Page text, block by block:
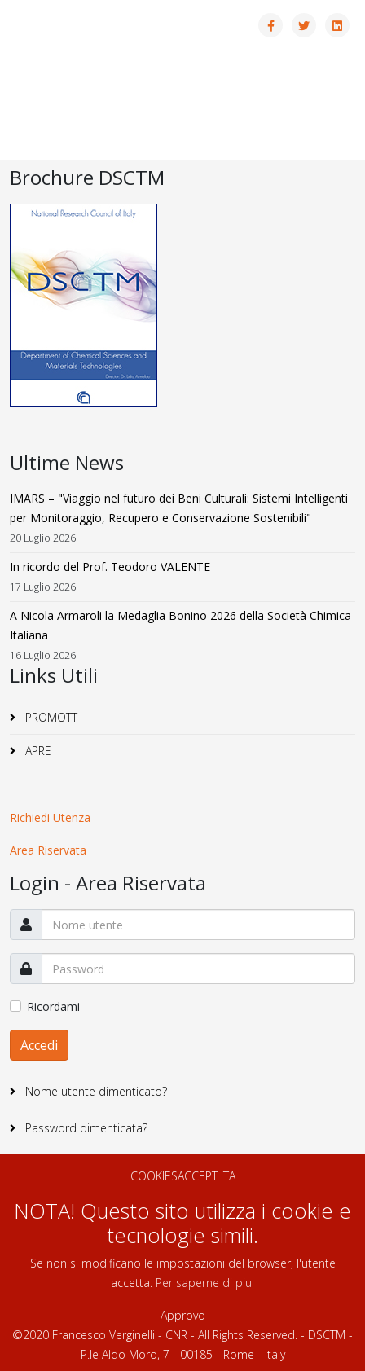
Brochure DSCTM
Ultime News
IMARS – "Viaggio nel futuro dei Beni Culturali: Sistemi Intelligenti
per Monitoraggio, Recupero e Conservazione Sostenibili"
20 Luglio 2026
In ricordo del Prof. Teodoro VALENTE
17 Luglio 2026
A Nicola Armaroli la Medaglia Bonino 2026 della Società Chimica
Italiana
16 Luglio 2026
Links Utili
PROMOTT
APRE
Richiedi Utenza
Area Riservata
Login - Area Riservata
Ricordami
Accedi
Nome utente dimenticato?
Password dimenticata?
COOKIESACCEPT ITA
NOTA! Questo sito utilizza i cookie e
tecnologie simili.
Se non si modificano le impostazioni del browser, l'utente
accetta. Per saperne di piu'
Approvo
©2020 Francesco Verginelli - CNR - All Rights Reserved. - DSCTM -
P.le Aldo Moro, 7 - 00185 - Rome - Italy